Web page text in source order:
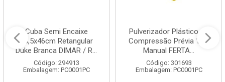
Cuba Semi Encaixe
58,5x46cm Retangular
Duke Branca DIMAR / R...
Código: 294913
Embalagem: PC0001PC
Pulverizador Plástico de
Compressão Prévia 1,5L
Manual FERTA...
Código: 301693
Embalagem: PC0001PC